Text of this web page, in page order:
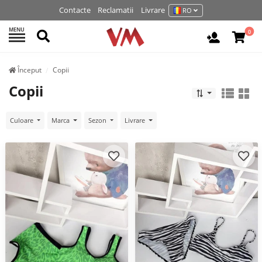
Contacte Reclamatii Livrare RO
MENU Cautati 0
Început Copii
Copii
Culoare Marca Sezon Livrare